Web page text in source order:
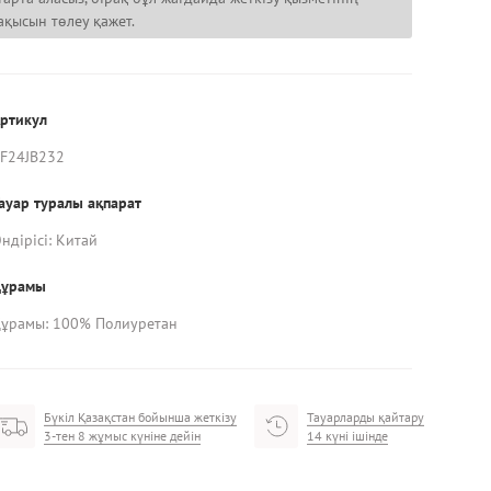
төлеу қажет.
туралы ақпарат
Китай
100% Полиуретан
Бүкіл Қазақстан бойынша жеткізу
3-тен 8 жұмыс күніне дейін
Тауарларды қайтару
14 күні ішінде